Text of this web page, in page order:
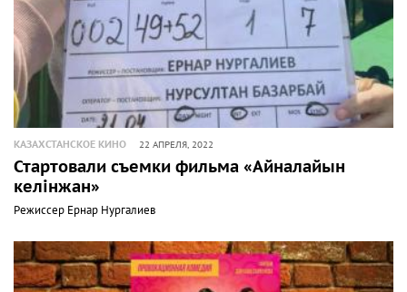
КАЗАХСТАНСКОЕ КИНО 22 АПРЕЛЯ, 2022
Стартовали съемки фильма «Айналайын
келінжан»
Режиссер Ернар Нургалиев